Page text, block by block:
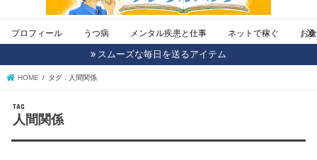
プロフィール うつ病 メンタル疾患と仕事 ネットで稼ぐ お
スムーズな毎日を送るアイテム
HOME タグ : 人間関係
TAG
人間関係